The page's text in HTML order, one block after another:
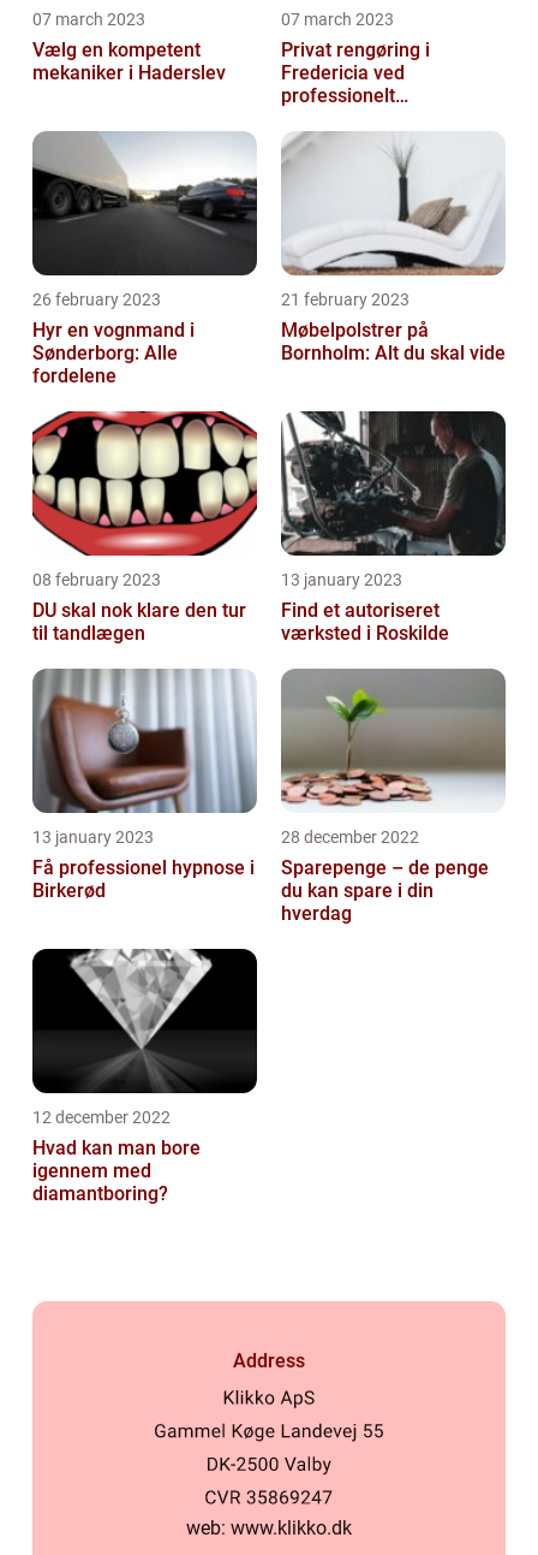
07 march 2023
Vælg en kompetent
mekaniker i Haderslev
07 march 2023
Privat rengøring i
Fredericia ved
professionelt
26 february 2023
Hyr en vognmand i
Sønderborg: Alle
fordelene
21 february 2023
Møbelpolstrer på
Bornholm: Alt du skal vide
08 february 2023
DU skal nok klare den tur
til tandlægen
13 january 2023
Find et autoriseret
værksted i Roskilde
13 january 2023
Få professionel hypnose i
Birkerød
28 december 2022
Sparepenge – de penge
du kan spare i din
hverdag
12 december 2022
Hvad kan man bore
igennem med
diamantboring?
Address
web: www.klikko.dk